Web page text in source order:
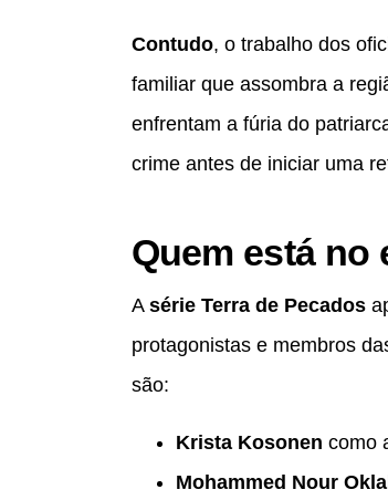
Contudo, o trabalho dos
familiar que assombra a
enfrentam a fúria do
crime antes de iniciar uma
Quem está no
A série Terra de Pecados
protagonistas e membros
são:
Krista Kosonen como
Mohammed Nour